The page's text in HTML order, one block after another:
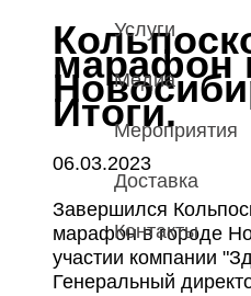
Услуги
Медиа
Мероприятия
Доставка
Контакты
марафон
Итоги.
06.03.2023
Завершился
марафон в городе
участии компании
Генеральный